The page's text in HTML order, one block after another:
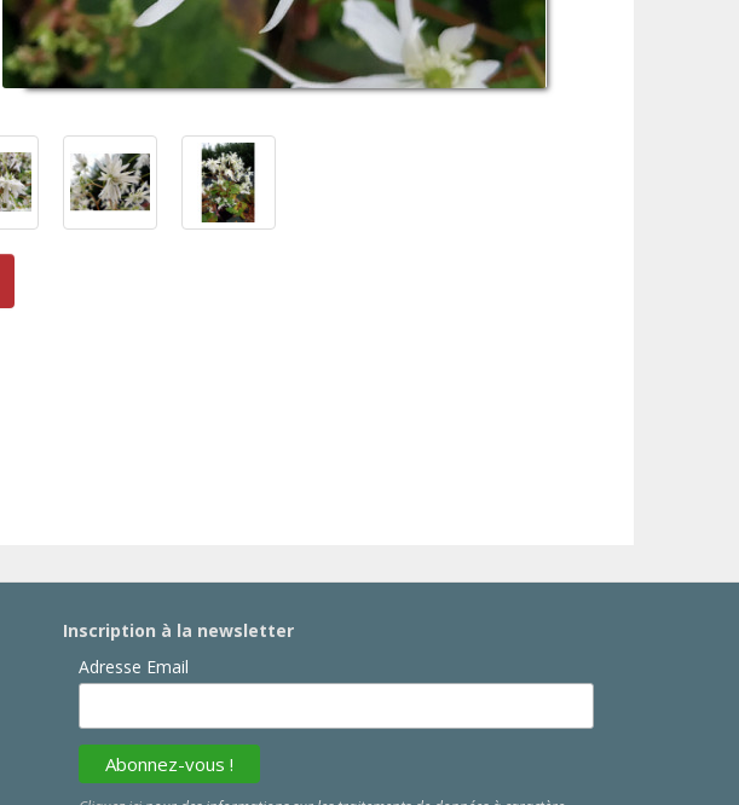
Inscription à la newsletter
Adresse Email